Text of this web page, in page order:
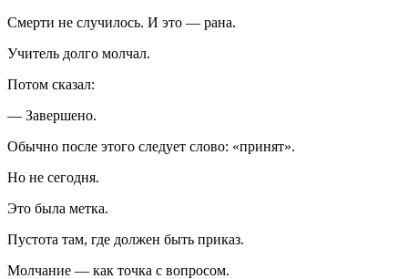
Смерти не случилось. И это — рана.
Учитель долго молчал.
Потом сказал:
— Завершено.
Обычно после этого следует слово: «принят».
Но не сегодня.
Это была метка.
Пустота там, где должен быть приказ.
Молчание — как точка с вопросом.